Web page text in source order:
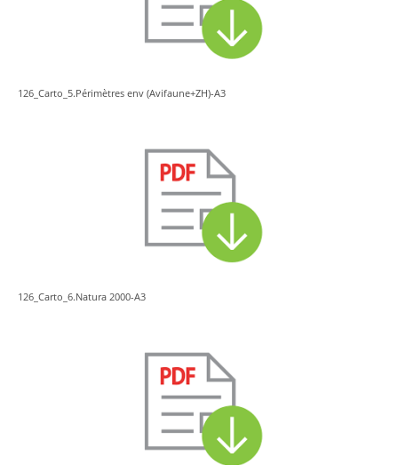
126_Carto_5.Périmètres env (Avifaune+ZH)-A3
126_Carto_6.Natura 2000-A3